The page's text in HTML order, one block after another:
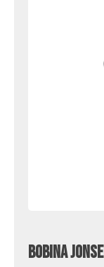
Bobina